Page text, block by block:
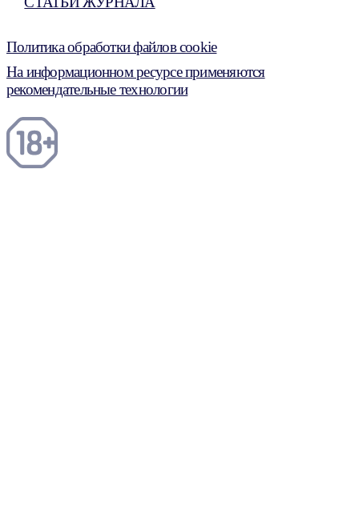
Политика обработки файлов cookie
На информационном ресурсе применяются
рекомендательные технологии